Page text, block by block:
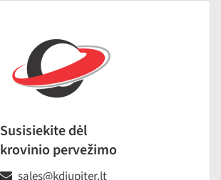
Susisiekite dėl
krovinio pervežimo
sales@kdjupiter.lt